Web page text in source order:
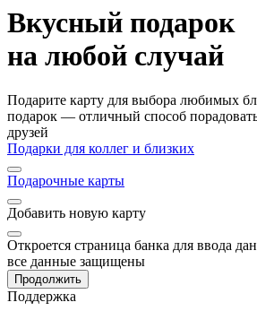
Вкусный подарок
на любой случай
Подарите карту для выбора любимых
подарок — отличный способ
друзей
Подарки для коллег и близких
Подарочные карты
Добавить новую карту
Откроется страница банка для ввода
все данные защищены
Продолжить
Поддержка